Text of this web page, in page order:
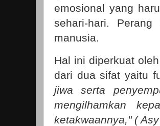
emosional yang
sehari-hari.
manusia.
Hal ini diperkuat
dari dua sifat yaitu
jiwa serta
mengilhamkan
ketakwaannya," (